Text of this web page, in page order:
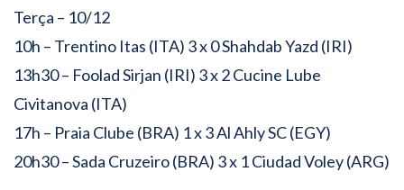
Terça – 10/12
10h – Trentino Itas (ITA) 3 x 0 Shahdab Yazd (IRI)
13h30 – Foolad Sirjan (IRI) 3 x 2 Cucine Lube
Civitanova (ITA)
17h – Praia Clube (BRA) 1 x 3 Al Ahly SC (EGY)
20h30 – Sada Cruzeiro (BRA) 3 x 1 Ciudad Voley (ARG)